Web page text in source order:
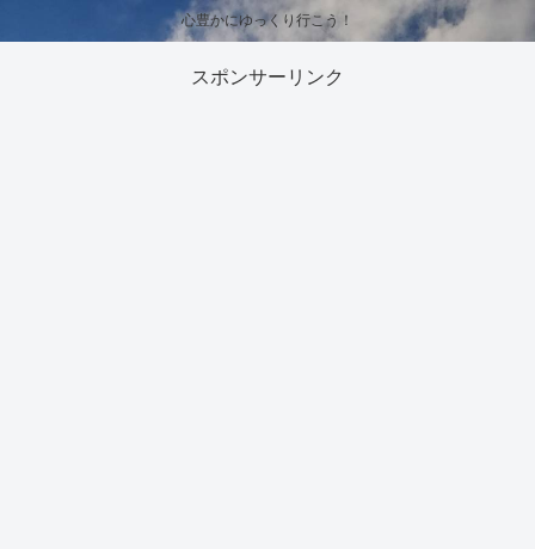
心豊かにゆっくり行こう！
スポンサーリンク